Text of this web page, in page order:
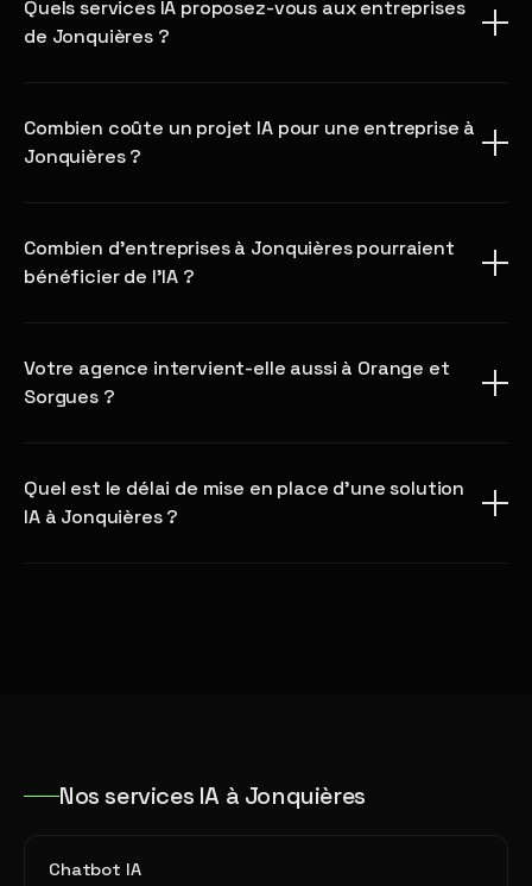
Quels services IA proposez-vous aux entreprises
de Jonquières ?
Combien coûte un projet IA pour une entreprise à
Jonquières ?
Combien d'entreprises à Jonquières pourraient
bénéficier de l'IA ?
Votre agence intervient-elle aussi à Orange et
Sorgues ?
Quel est le délai de mise en place d'une solution
IA à Jonquières ?
Nos services IA à Jonquières
Chatbot IA